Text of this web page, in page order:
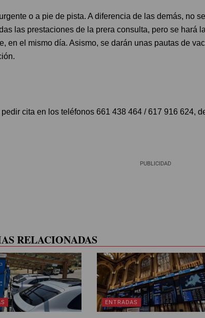
o a pie de pista. A diferencia de las demás, no
las prestaciones de la prera consulta, pero se hará
en el mismo día. Asismo, se darán unas pautas de
cita en los teléfonos 661 438 464 / 617 916 624,
PUBLICIDAD
RELACIONADAS
ENTRADAS